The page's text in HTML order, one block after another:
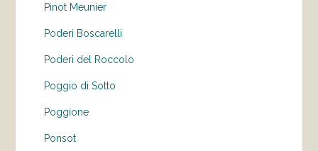
Pinot Meunier
Poderi Boscarelli
Poderi del Roccolo
Poggio di Sotto
Poggione
Ponsot